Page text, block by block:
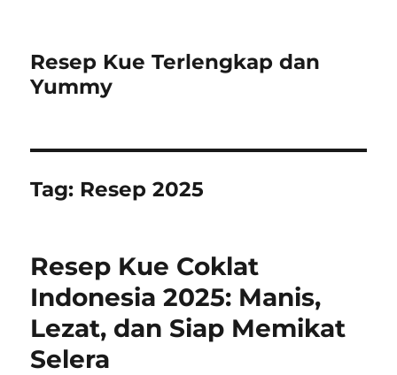
Resep Kue Terlengkap dan
Yummy
Tag: Resep 2025
Resep Kue Coklat
Indonesia 2025: Manis,
Lezat, dan Siap Memikat
Selera